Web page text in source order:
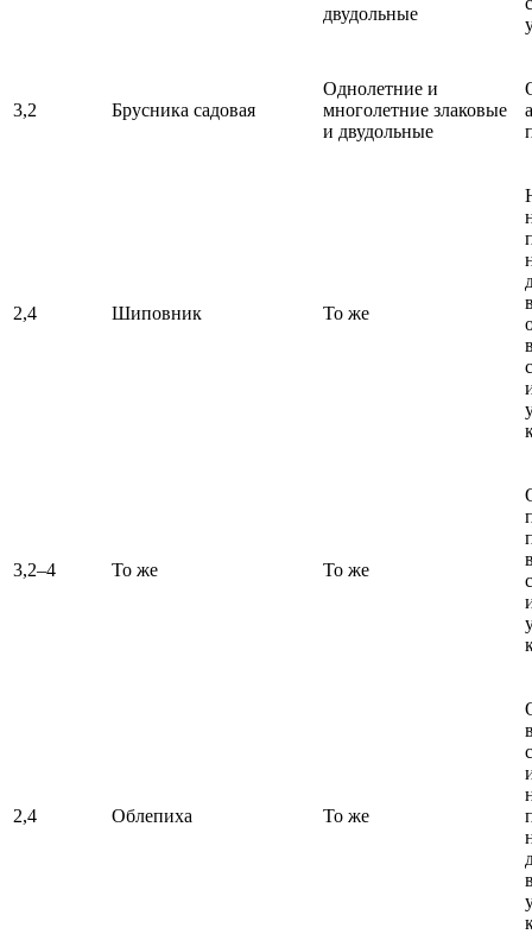
двудольные
3,2 Брусника садовая
Однолетние и
многолетние злаковые
и двудольные
2,4 Шиповник То же
3,2–4 То же То же
2,4 Облепиха То же